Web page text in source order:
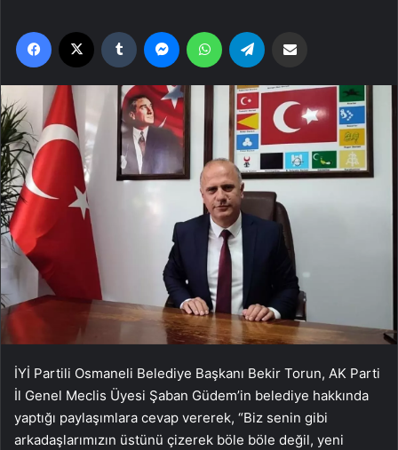
Facebook Tumblr MessengerWhatsApp
İYİ Partili Osmaneli Belediye Başkanı Bekir Torun, AK Parti
İl Genel Meclis Üyesi Şaban Güdem’in belediye hakkında
yaptığı paylaşımlara cevap vererek, “Biz senin gibi
arkadaşlarımızın üstünü çizerek böle böle değil, yeni